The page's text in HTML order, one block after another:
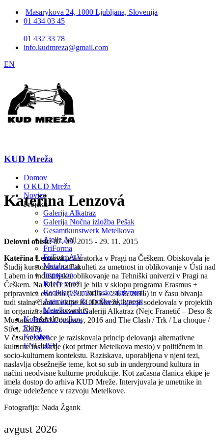
Masarykova 24, 1000 Ljubljana, Slovenija
01 434 03 45
01 432 33 78
info.kudmreza@gmail.com
EN
KUD Mreža
Domov
O KUD Mreža
Novice
Projekti
Galerija Alkatraz
Galerija Nočna izložba Pešak
Gesamtkunstwerk Metelkova
Atelje Azil
FriForma
FriFormA\V
Metabonma
Improcon
Rdeče zore
Reciklart & mladinske aktivnosti
Animiramo & otroške aktivnosti
Metelkovarhiv
Koledar dogodkov
Ekipa
Kolofon
ENGLISH
Kateřina Lenzová
Delovni obisk:07. 09. 2015 - 29. 11. 2015
Kateřina Lenzováje kuratorka v Pragi na Češkem. Obiskovala je
Študij kuratorstva na Fakulteti za umetnost in oblikovanje v Ústí nad
Labem in industrijsko oblikovanje na Tehniški univerzi v Pragi na
Češkem. Na KUD Mreži je bila v sklopu programa Erasmus +
pripravnica eno leto (7. 9. 2015 – 24. 8. 2016) in v času bivanja
tudi stalna članica ekipe KUD Mreže, kjer je sodelovala v projektih
in organizirala razstave v Galeriji Alkatraz (Nejc Franetič – Deso &
Mustafa: D&M Company, 2016 and The Clash / Trk / La choque /
Střet, 2017).
V času rezidence je raziskovala princip delovanja alternativne
kulturne institucije (kot primer Metelkova mesto) v političnem in
socio-kulturnem kontekstu. Raziskava, uporabljena v njeni tezi,
naslavlja obsežnejše teme, kot so sub in underground kultura in
načini neodvisne kulturne produkcije. Kot začasna članica ekipe je
imela dostop do arhiva KUD Mreže. Intervjuvala je umetnike in
druge udeležence v razvoju Metelkove.
Fotografija: Nada Žgank
avgust 2026